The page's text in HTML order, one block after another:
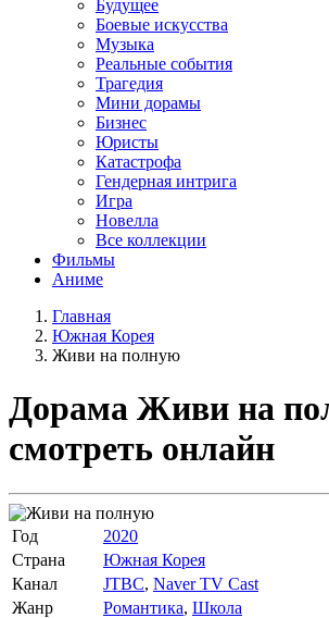
Будущее
Боевые искусства
Музыка
Реальные события
Трагедия
Мини дорамы
Бизнес
Юристы
Катастрофа
Гендерная интрига
Игра
Новелла
Все коллекции
Фильмы
Аниме
Главная
Южная Корея
Живи на полную
Дорама Живи на
смотреть онлайн
Год
2020
Страна
Южная Корея
Канал
JTBC, Naver TV Cast
Жанр
Романтика, Школа